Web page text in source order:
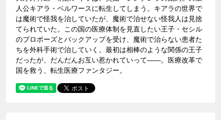
人公キアラ・ベルワースに転生してしまう。キアラの世界で
は魔術で怪我を治していたが、魔術で治せない怪我人は見捨
てられていた。この国の医療体制を見直したい王子・セシル
のプロポーズとバックアップを受け、魔術で治らない患者た
ちを外科手術で治していく。最初は相棒のような関係の王子
だったが、だんだんお互い惹かれていって――。医療改革で
国を救う、転生医療ファンタジー。